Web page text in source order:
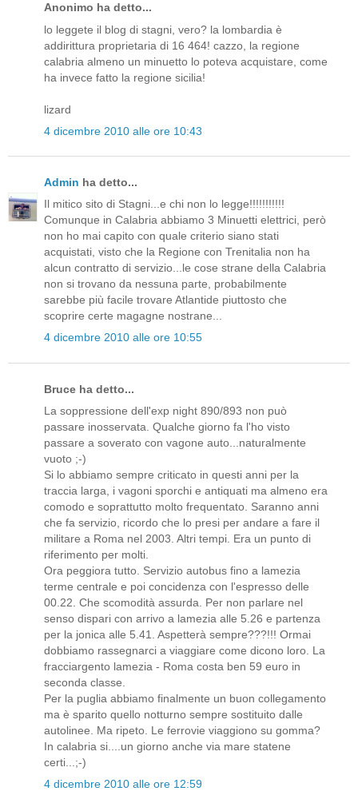
Anonimo ha detto...
lo leggete il blog di stagni, vero? la lombardia è
addirittura proprietaria di 16 464! cazzo, la regione
calabria almeno un minuetto lo poteva acquistare, come
ha invece fatto la regione sicilia!
lizard
4 dicembre 2010 alle ore 10:43
Admin ha detto...
Il mitico sito di Stagni...e chi non lo legge!!!!!!!!!!!
Comunque in Calabria abbiamo 3 Minuetti elettrici, però
non ho mai capito con quale criterio siano stati
acquistati, visto che la Regione con Trenitalia non ha
alcun contratto di servizio...le cose strane della Calabria
non si trovano da nessuna parte, probabilmente
sarebbe più facile trovare Atlantide piuttosto che
scoprire certe magagne nostrane...
4 dicembre 2010 alle ore 10:55
Bruce ha detto...
La soppressione dell'exp night 890/893 non può
passare inosservata. Qualche giorno fa l'ho visto
passare a soverato con vagone auto...naturalmente
vuoto ;-)
Si lo abbiamo sempre criticato in questi anni per la
traccia larga, i vagoni sporchi e antiquati ma almeno era
comodo e soprattutto molto frequentato. Saranno anni
che fa servizio, ricordo che lo presi per andare a fare il
militare a Roma nel 2003. Altri tempi. Era un punto di
riferimento per molti.
Ora peggiora tutto. Servizio autobus fino a lamezia
terme centrale e poi concidenza con l'espresso delle
00.22. Che scomodità assurda. Per non parlare nel
senso dispari con arrivo a lamezia alle 5.26 e partenza
per la jonica alle 5.41. Aspetterà sempre???!!! Ormai
dobbiamo rassegnarci a viaggiare come dicono loro. La
fracciargento lamezia - Roma costa ben 59 euro in
seconda classe.
Per la puglia abbiamo finalmente un buon collegamento
ma è sparito quello notturno sempre sostituito dalle
autolinee. Ma ripeto. Le ferrovie viaggiono su gomma?
In calabria si....un giorno anche via mare statene
certi...;-)
4 dicembre 2010 alle ore 12:59